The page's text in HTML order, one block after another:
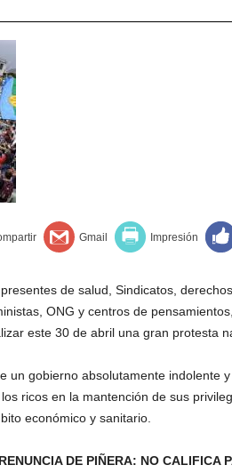
de salud, Sindicatos,
ONG y centros de
este 30 de abril una gran protesta
un gobierno absolutamente indolente
ricos en la mantención de sus
económico y sanitario.
DE PIÑERA: NO CALIFICA